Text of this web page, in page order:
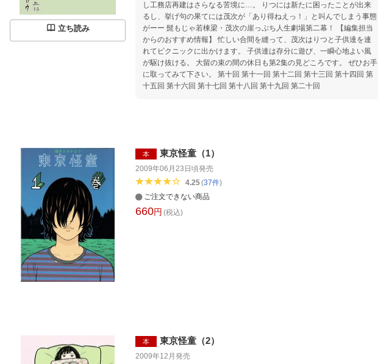
立ち読み
し工務店再建はさらなる苦境に…。 りつには新たに困ったことが出来
るし、挙げ句の果てには茂次が「あり得ねえっ！」と叫んでしまう事態
がーー 髭もじゃ若棟梁・茂次の崖っぷち人生劇場第二幕！ 【編集担当
からのおすすめ情報】 忙しい合間を縫って、茂次はりつと子供達を連
れてピクニックに出かけます。 子供達は存分に遊び、一瞬心地よい風
が駆け抜ける。 大留の束の間の休日も第2集の見どころです。 ぜひお手
に取ってみて下さい。 第十回 第十一回 第十二回 第十三回 第十四回 第
十五回 第十六回 第十七回 第十八回 第十九回 第二十回
本 東京怪童（1）
2009年06月23日頃発売
4.25(37件)
ご注文できない商品
660円 (税込)
本 東京怪童（2）
2009年12月 発売